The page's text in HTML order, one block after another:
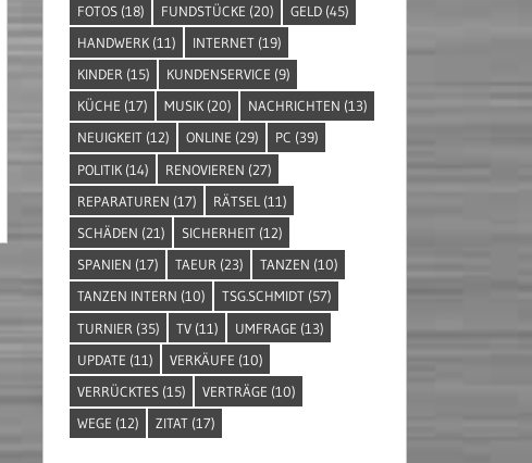
FOTOS(18) FUNDSTÜCKE (20) GELD(45)
HANDWERK(11) INTERNET(19)
KINDER (15) KUNDENSERVICE (9)
KÜCHE (17) MUSIK(20) NACHRICHTEN (13)
NEUIGKEIT(12) ONLINE (29) PC (39)
POLITIK(14) RENOVIEREN (27)
REPARATUREN (17) RÄTSEL (11)
SCHÄDEN (21) SICHERHEIT(12)
SPANIEN (17) TAEUR(23) TANZEN (10)
TANZEN INTERN (10) TSG.SCHMIDT(57)
TURNIER (35) TV(11) UMFRAGE (13)
UPDATE (11) VERKÄUFE (10)
VERRÜCKTES(15) VERTRÄGE (10)
WEGE (12) ZITAT(17)